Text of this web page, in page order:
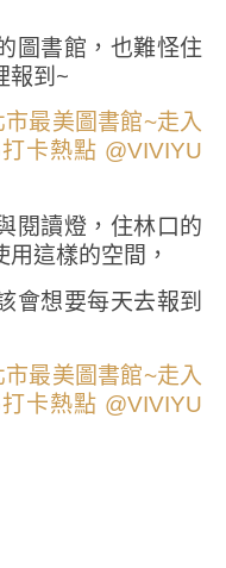
圖書館，也難怪住
報到~
閱讀燈，住林口的
這樣的空間，
會想要每天去報到